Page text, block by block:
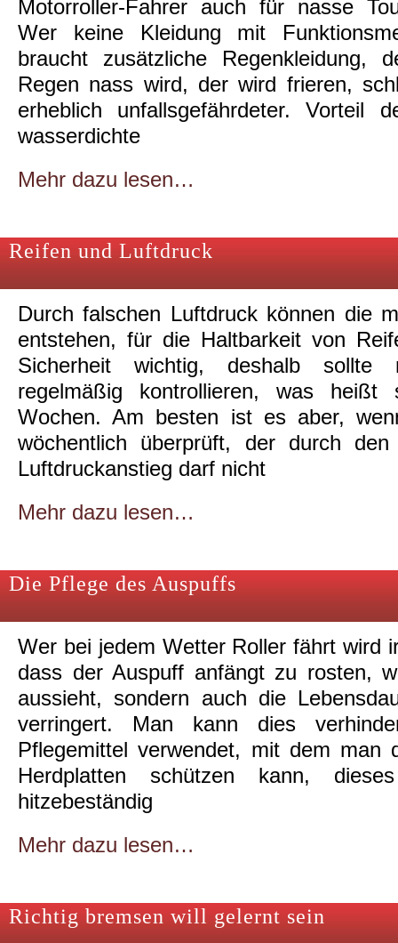
Motorroller-Fahrer auch für nasse
Wer keine Kleidung mit
braucht zusätzliche
Regen nass wird, der wird frieren,
erheblich unfallsgefährdeter. Vorteil
wasserdichte
Mehr dazu lesen…
Reifen und Luftdruck
Durch falschen Luftdruck können die
entstehen, für die Haltbarkeit von
Sicherheit wichtig, deshalb sollte
regelmäßig kontrollieren, was heißt
Wochen. Am besten ist es aber,
wöchentlich überprüft, der durch den
Luftdruckanstieg darf nicht
Mehr dazu lesen…
Die Pflege des Auspuffs
Wer bei jedem Wetter Roller fährt wird
dass der Auspuff anfängt zu rosten,
aussieht, sondern auch die
verringert. Man kann dies
Pflegemittel verwendet, mit dem man
Herdplatten schützen kann,
hitzebeständig
Mehr dazu lesen…
Richtig bremsen will gelernt sein